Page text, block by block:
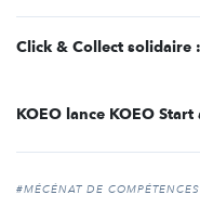
#MÉCÉNAT DE COMPÉTENCES